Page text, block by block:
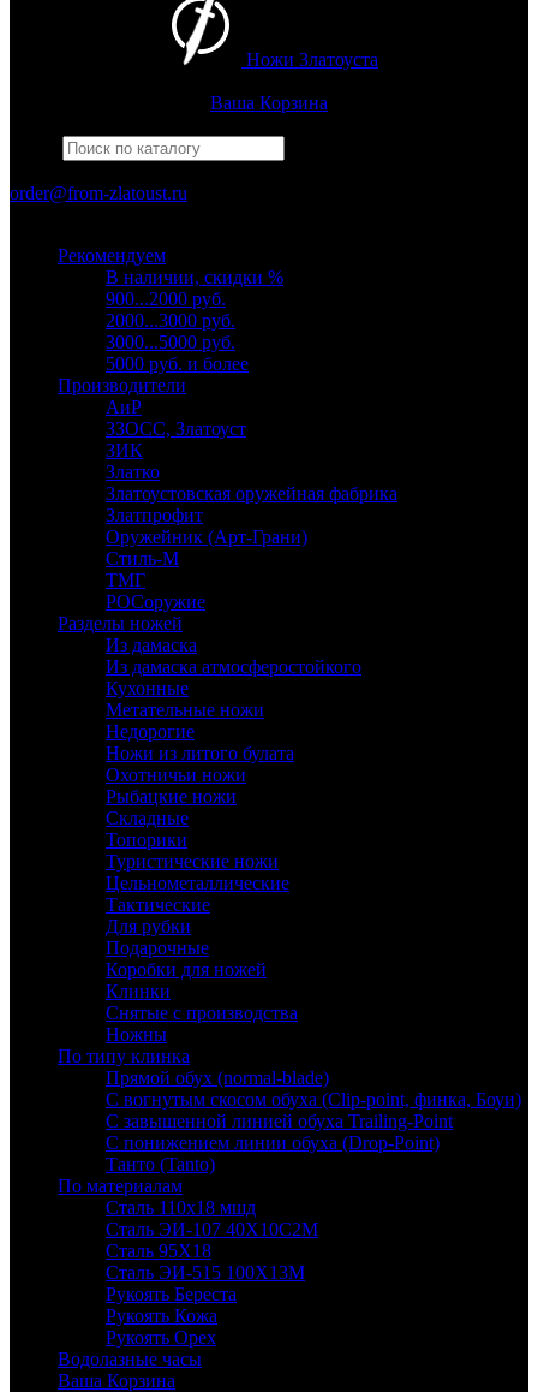
Ножи Златоуста
Ваша Корзина
order@from-zlatoust.ru
Рекомендуем
В наличии, скидки %
900...2000 руб.
2000...3000 руб.
3000...5000 руб.
5000 руб. и более
Производители
АиР
ЗЗОСС, Златоуст
ЗИК
Златко
Златоустовская оружейная фабрика
Златпрофит
Оружейник (Арт-Грани)
Стиль-М
ТМГ
РОСоружие
Разделы ножей
Из дамаска
Из дамаска атмосферостойкого
Кухонные
Метательные ножи
Недорогие
Ножи из литого булата
Охотничьи ножи
Рыбацкие ножи
Складные
Топорики
Туристические ножи
Цельнометаллические
Тактические
Для рубки
Подарочные
Коробки для ножей
Клинки
Снятые с производства
Ножны
По типу клинка
Прямой обух (normal-blade)
С вогнутым скосом обуха (Clip-point, финка, Боуи)
С завышенной линией обуха Trailing-Point
С понижением линии обуха (Drop-Point)
Танто (Tanto)
По материалам
Сталь 110х18 мшд
Сталь ЭИ-107 40Х10С2М
Сталь 95Х18
Сталь ЭИ-515 100Х13М
Рукоять Береста
Рукоять Кожа
Рукоять Орех
Водолазные часы
Ваша Корзина